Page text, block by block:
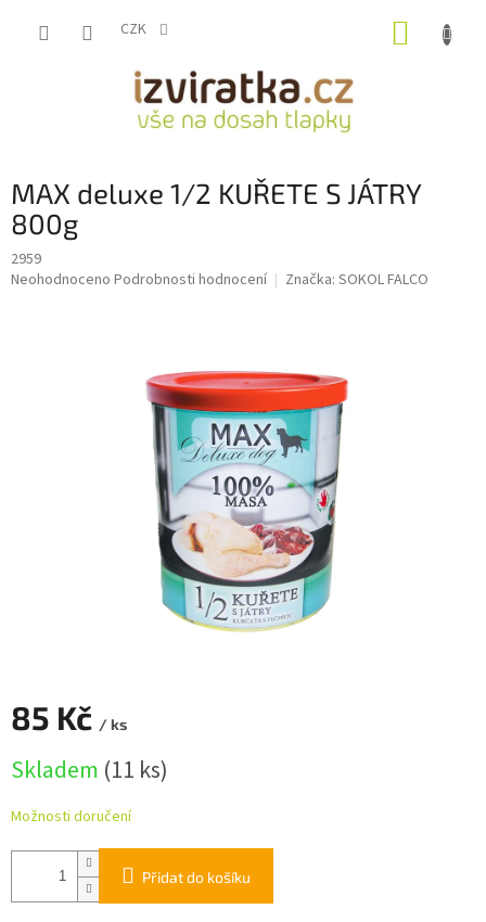
CZK
MAX deluxe 1/2 KUŘETE S JÁTRY
800g
2959
Průměrné
Neohodnoceno Podrobnosti hodnocení Značka: SOKOL FALCO
85 Kč / ks
cena:
Skladem (11 ks)
Možnosti doručení
Přidat do košíku